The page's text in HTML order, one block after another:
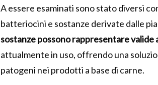
A essere esaminati sono stato diversi
batteriocini e sostanze derivate dalle
sostanze possono rappresentare
attualmente in uso, offrendo una
patogeni nei prodotti a base di carne.